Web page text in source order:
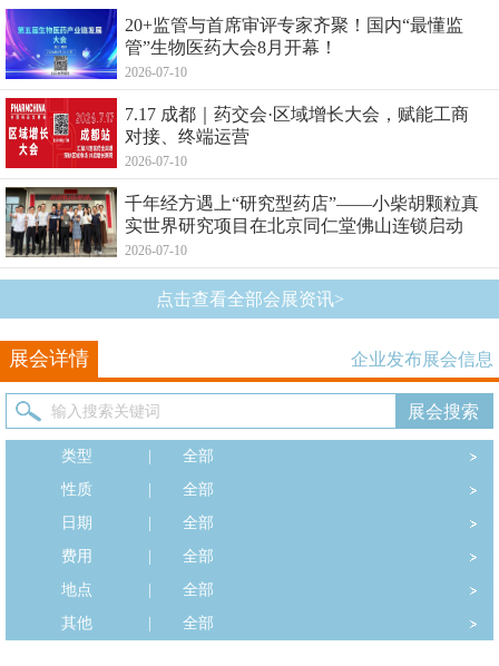
20+监管与首席审评专家齐聚！国内“最懂监
管”生物医药大会8月开幕！
2026-07-10
7.17 成都｜药交会·区域增长大会，赋能工商
对接、终端运营
2026-07-10
千年经方遇上“研究型药店”——小柴胡颗粒真
实世界研究项目在北京同仁堂佛山连锁启动
2026-07-10
点击查看全部会展资讯>
展会详情 企业发布展会信息
类型
全部
性质
全部
日期
全部
费用
全部
地点
全部
其他
全部